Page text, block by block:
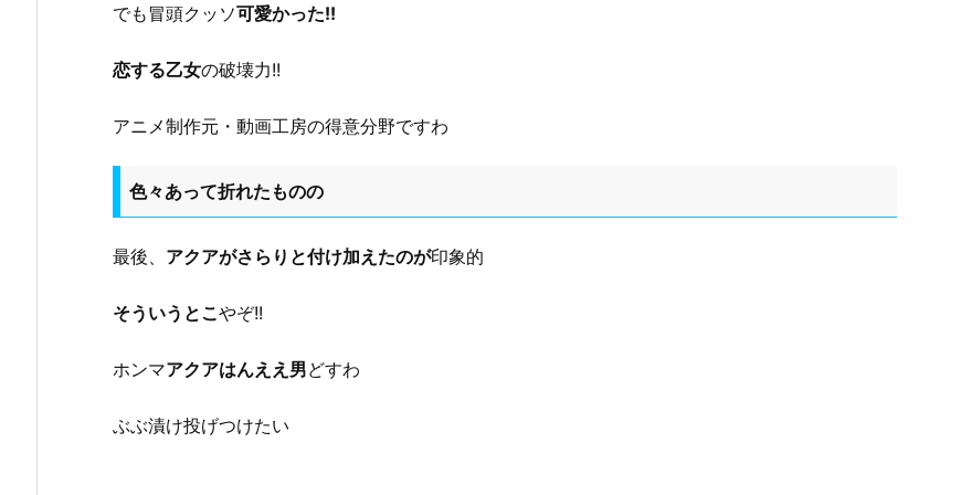
でも冒頭クッソ可愛かった!!
恋する乙女の破壊力!!
アニメ制作元・動画工房の得意分野ですわ
色々あって折れたものの
最後、 アクアがさらりと付け加えたのが印象的
そういうとこやぞ!!
ホンマアクアはんええ男どすわ
ぶぶ漬け投げつけたい